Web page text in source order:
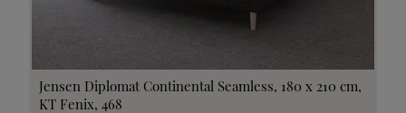
Jensen Diplomat Continental Seamless, 180 x 210 cm,
KT Fenix, 468